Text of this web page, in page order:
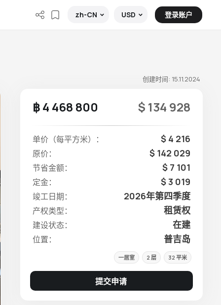
zh-CN USD 登录账户
创建时间: 15.11.2024
฿ 4 468 800 $ 134 928
单价（每平方米）： $ 4 216
原价： $ 142 029
节省金额： $ 7 101
定金： $ 3 019
竣工日期： 2026年第四季度
产权类型： 租赁权
建设状态： 在建
位置： 普吉岛
一居室 2 层 32 平米
提交申请